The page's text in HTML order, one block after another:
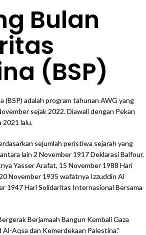
Bulan
(BSP)
(BSP) adalah program tahunan AWG yang
sejak 2022. Diawali dengan Pekan
2021 lalu.
sejumlah peristiwa sejarah yang
lain 2 November 1917 Deklarasi Balfour,
Yasser Arafat, 15 November 1988 Hari
November 1935 wafatnya Izzuddin Al
1947 Hari Solidaritas Internasional Bersama
Berjamaah Bangun Kembali Gaza
Aqsa dan Kemerdekaan Palestina.”